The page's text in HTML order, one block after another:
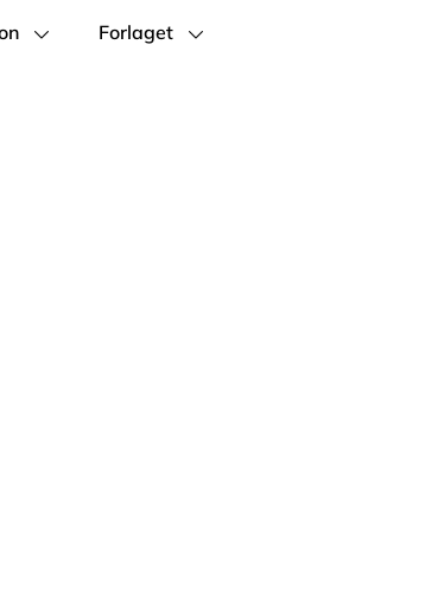
Forlaget